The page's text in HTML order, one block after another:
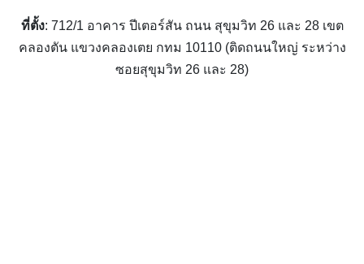
ที่ตั้ง: 712/1 อาคาร ปีเตอร์สัน ถนน สุขุมวิท 26 และ 28 เขต
คลองตัน แขวงคลองเตย กทม 10110 (ติดถนนใหญ่ ระหว่าง
ซอยสุขุมวิท 26 และ 28)